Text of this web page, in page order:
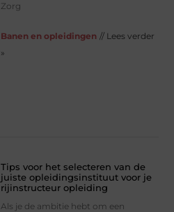
Zorg
Banen en opleidingen // Lees verder
»
Tips voor het selecteren van de
juiste opleidingsinstituut voor je
rijinstructeur opleiding
Als jе dе ambitiе hеbt om ееn